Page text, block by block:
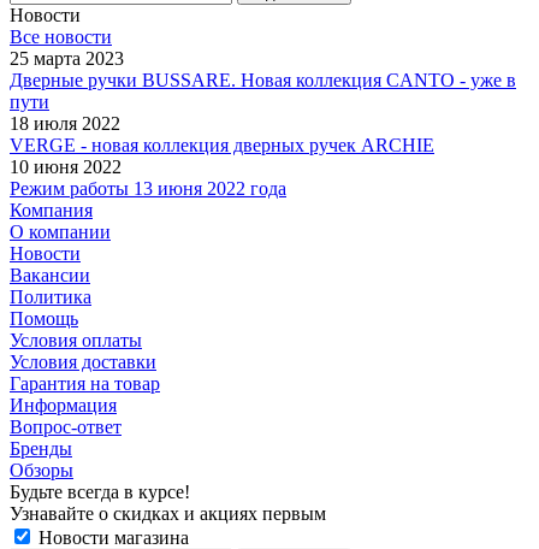
Новости
Все новости
25 марта 2023
Дверные ручки BUSSARE. Новая коллекция CANTO - уже в
пути
18 июля 2022
VERGE - новая коллекция дверных ручек ARCHIE
10 июня 2022
Режим работы 13 июня 2022 года
Компания
О компании
Новости
Вакансии
Политика
Помощь
Условия оплаты
Условия доставки
Гарантия на товар
Информация
Вопрос-ответ
Бренды
Обзоры
Будьте всегда в курсе!
Узнавайте о скидках и акциях первым
Новости магазина